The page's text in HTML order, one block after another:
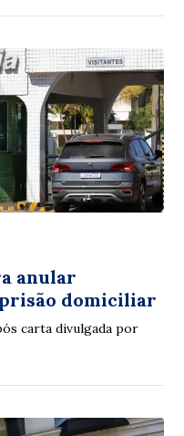
anular
domiciliar
carta divulgada por